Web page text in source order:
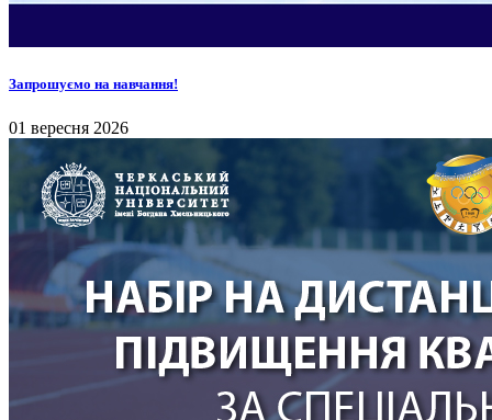
Запрошуємо на навчання!
01 вересня 2026